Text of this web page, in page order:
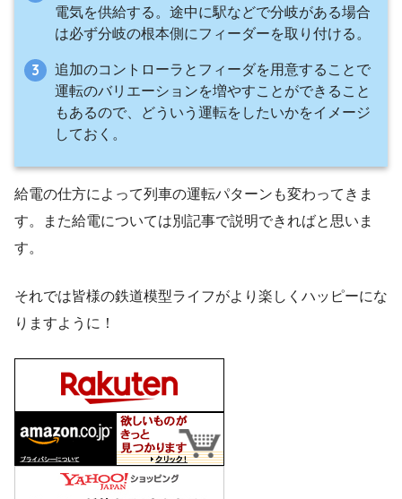
電気を供給する。途中に駅などで分岐がある場合
は必ず分岐の根本側にフィーダーを取り付ける。
追加のコントローラとフィーダを用意することで
運転のバリエーションを増やすことができること
もあるので、どういう運転をしたいかをイメージ
しておく。
給電の仕方によって列車の運転パターンも変わってきま
す。また給電については別記事で説明できればと思いま
す。
それでは皆様の鉄道模型ライフがより楽しくハッピーにな
りますように！